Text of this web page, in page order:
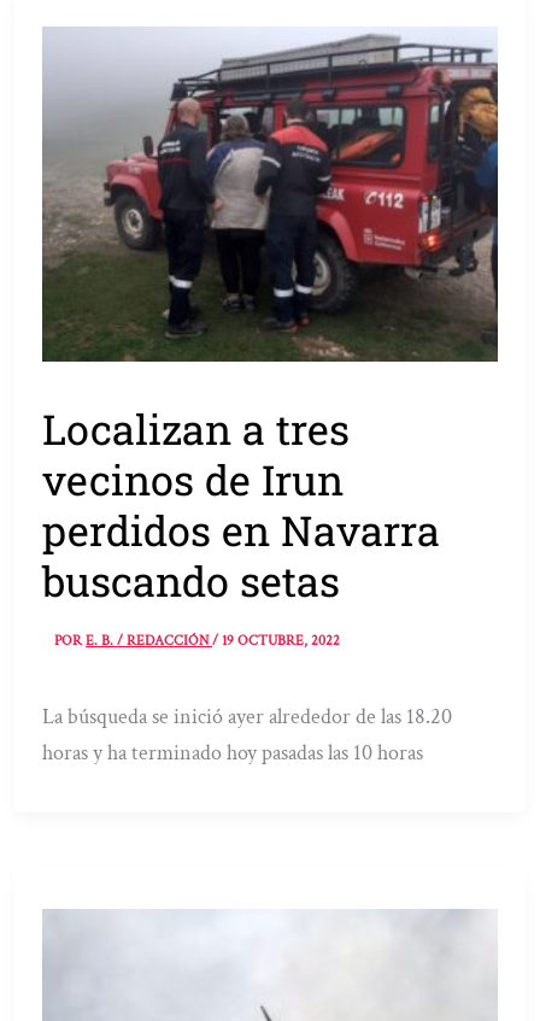
Localizan a tres
vecinos de Irun
perdidos en Navarra
buscando setas
PORE. B. / REDACCIÓN/19 OCTUBRE, 2022
La búsqueda se inició ayer alrededor de las 18.20
horas y ha terminado hoy pasadas las 10 horas